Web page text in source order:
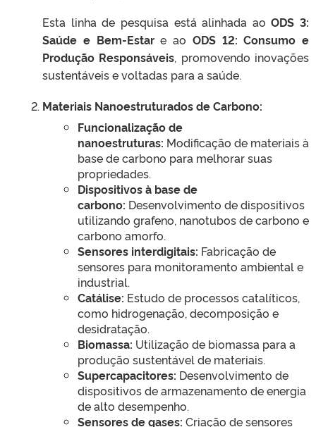
Esta linha de pesquisa está alinhada aoODS 3:
Saúde e Bem-Estare ao ODS 12: Consumo e
Produção Responsáveis, promovendo inovações
sustentáveis e voltadas para a saúde.
Materiais Nanoestruturados de Carbono:
Funcionalização de
nanoestruturas: Modificação de materiais à
base de carbono para melhorar suas
propriedades.
Dispositivos à base de
carbono: Desenvolvimento de dispositivos
utilizando grafeno, nanotubos de carbono e
carbono amorfo.
Sensores interdigitais: Fabricação de
sensores para monitoramento ambiental e
industrial.
Catálise: Estudo de processos catalíticos,
como hidrogenação, decomposição e
desidratação.
Biomassa: Utilização de biomassa para a
produção sustentável de materiais.
Supercapacitores: Desenvolvimento de
dispositivos de armazenamento de energia
de alto desempenho.
Sensores de gases: Criação de sensores